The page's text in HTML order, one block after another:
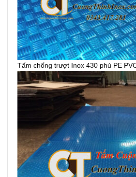
Tấm chống trượt Inox 430 phủ PE